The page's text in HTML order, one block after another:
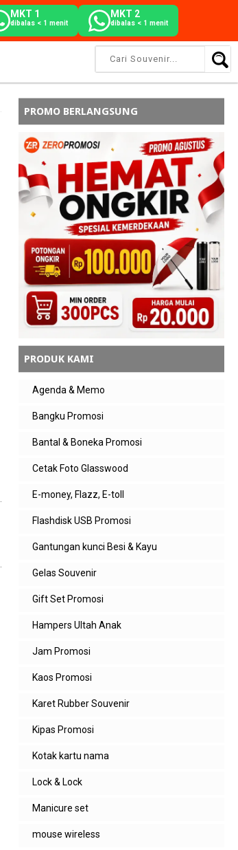
MKT 1
dibalas < 1 menit
MKT 2
dibalas < 1 menit
PROMO BERLANGSUNG
PRODUK KAMI
Agenda & Memo
Bangku Promosi
Bantal & Boneka Promosi
Cetak Foto Glasswood
E-money, Flazz, E-toll
Flashdisk USB Promosi
Gantungan kunci Besi & Kayu
Gelas Souvenir
Gift Set Promosi
Hampers Ultah Anak
Jam Promosi
Kaos Promosi
Karet Rubber Souvenir
Kipas Promosi
Kotak kartu nama
Lock & Lock
Manicure set
mouse wireless